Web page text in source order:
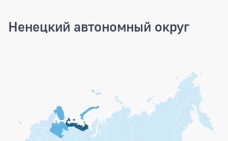
Ненецкий автономный округ